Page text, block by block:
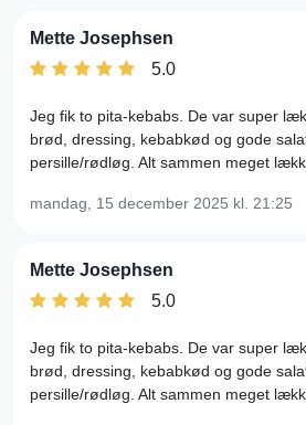
Mette Josephsen
5.0
Jeg fik to pita-kebabs. De var super
brød, dressing, kebabkød og gode
persille/rødløg. Alt sammen meget
mandag, 15 december 2025 kl. 21:25
Mette Josephsen
5.0
Jeg fik to pita-kebabs. De var super
brød, dressing, kebabkød og gode
persille/rødløg. Alt sammen meget